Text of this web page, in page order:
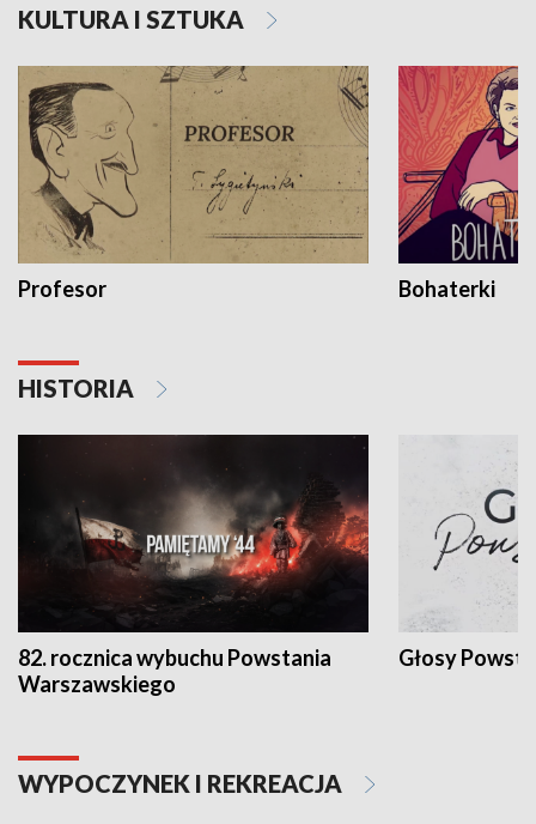
KULTURA I SZTUKA
Profesor Bohaterki
HISTORIA
82. rocznica wybuchu Powstania
Warszawskiego
Głosy
WYPOCZYNEK I REKREACJA